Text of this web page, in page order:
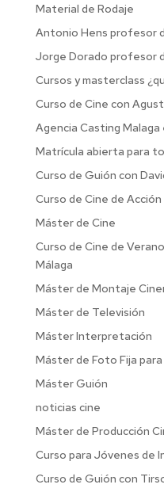
Material de Rodaje
Antonio Hens profesor
Jorge Dorado profesor
Cursos y masterclass
Curso de Cine con
Agencia Casting
Matrícula abierta para
Curso de Guión con
Curso de Cine de
Máster de Cine
Curso de Cine de
Málaga
Máster de Montaje
Máster de Televisión
Máster Interpretación
Máster de Foto Fija para
Máster Guión
noticias cine
Máster de Producción
Curso para Jóvenes de
Curso de Guión con